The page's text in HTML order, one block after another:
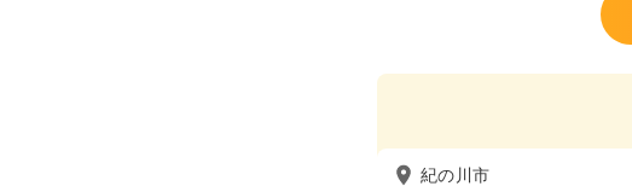
紀の川市